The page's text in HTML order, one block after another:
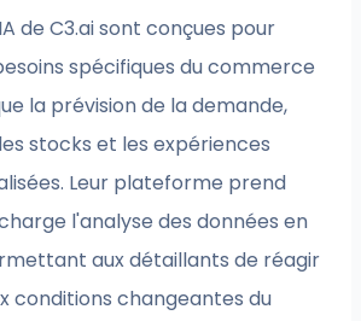
de C3.ai sont conçues pour
spécifiques du commerce
la prévision de la demande,
stocks et les expériences
Leur plateforme prend
l'analyse des données en
aux détaillants de réagir
conditions changeantes du